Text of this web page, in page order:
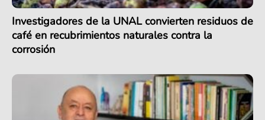
Investigadores de la UNAL convierten residuos de
café en recubrimientos naturales contra la
corrosión